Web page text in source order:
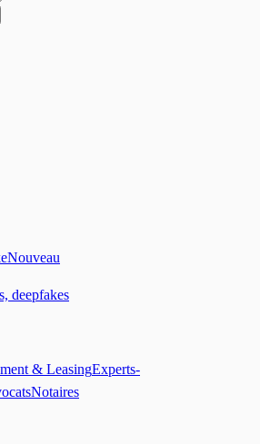
Nouveau
deepfakes
& LeasingExperts-
Notaires